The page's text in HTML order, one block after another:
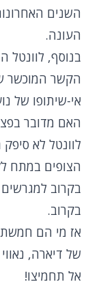
השנים
העונה.
בנוסף, לוונטל
הקשר המוכשר
אי-שיתופו של
האם מדובר
לוונטל לא
הצופים במתח
בקרוב
בקרוב.
אז מי הם
של דיארה,
אל תחמיצו!